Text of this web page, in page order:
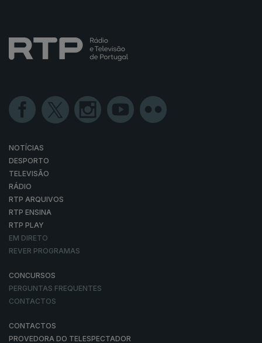
NOTÍCIAS
DESPORTO
TELEVISÃO
RÁDIO
RTP ARQUIVOS
RTP ENSINA
RTP PLAY
EM DIRETO
REVER PROGRAMAS
CONCURSOS
PERGUNTAS FREQUENTES
CONTACTOS
CONTACTOS
PROVEDORA DO TELESPECTADOR